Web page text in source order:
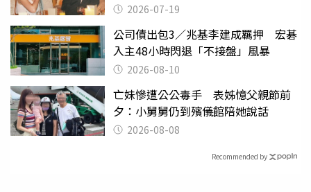
2026-07-19
公司債出包3／兆基李建成羈押 宏碁
入主48小時閃退「不接盤」風暴
2026-08-10
亡妹慘遭公公毒手 表姊憶父親節前
夕：小舅舅仍到殯儀館陪她說話
2026-08-08
Recommended by